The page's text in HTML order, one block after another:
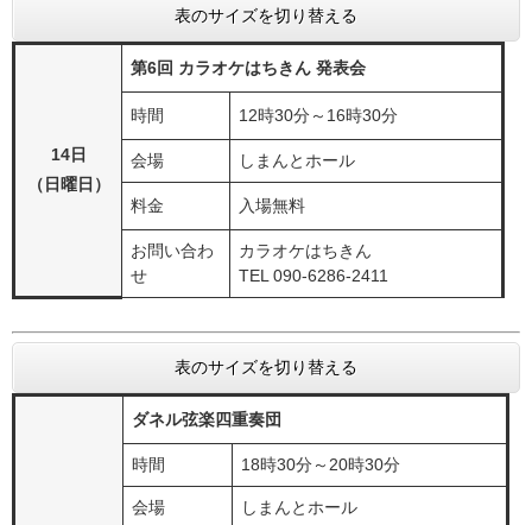
表のサイズを切り替える
14日
（日曜日）
第6回 カラオケはちきん 発表会​​​​​
時間 12時30分～16時30分
会場 しまんとホール
料金 入場無料
お問い合わ
せ
カラオケはちきん
TEL 090-6286-2411
表のサイズを切り替える
​ダネル弦楽四重奏団​
時間 18時30分～20時30分
会場 しまんとホール